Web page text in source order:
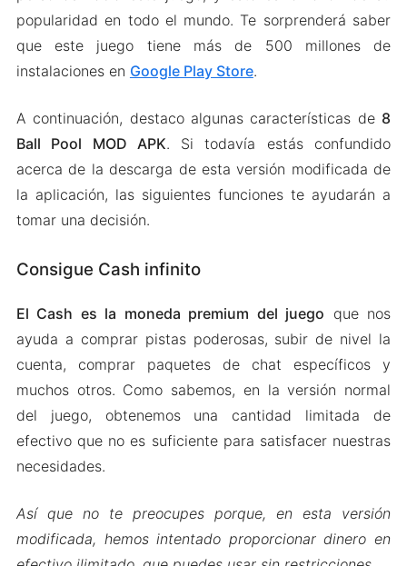
popularidad en todo el mundo. Te sorprenderá saber
que este juego tiene más de 500 millones de
instalaciones en Google Play Store.
A continuación, destaco algunas características de 8
Ball Pool MOD APK. Si todavía estás confundido
acerca de la descarga de esta versión modificada de
la aplicación, las siguientes funciones te ayudarán a
tomar una decisión.
Consigue Cash infinito
El Cash es la moneda premium del juego que nos
ayuda a comprar pistas poderosas, subir de nivel la
cuenta, comprar paquetes de chat específicos y
muchos otros. Como sabemos, en la versión normal
del juego, obtenemos una cantidad limitada de
efectivo que no es suficiente para satisfacer nuestras
necesidades.
Así que no te preocupes porque, en esta versión
modificada, hemos intentado proporcionar dinero en